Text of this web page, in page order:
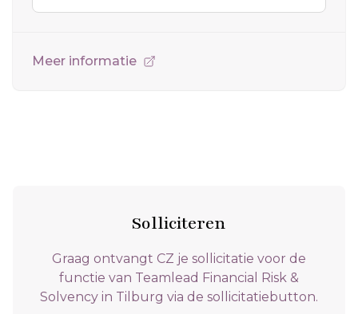
Meer informatie
Solliciteren
Graag ontvangt CZ je sollicitatie voor de
functie van Teamlead Financial Risk &
Solvency in Tilburg via de sollicitatiebutton.